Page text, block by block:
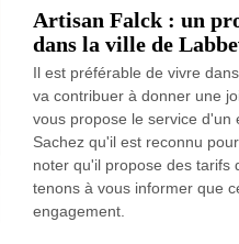
Artisan Falck : un
dans la ville de
Il est préférable de vivre
va contribuer à donner une
vous propose le service d'un
Sachez qu'il est reconnu
noter qu'il propose des tarifs
tenons à vous informer que
engagement.